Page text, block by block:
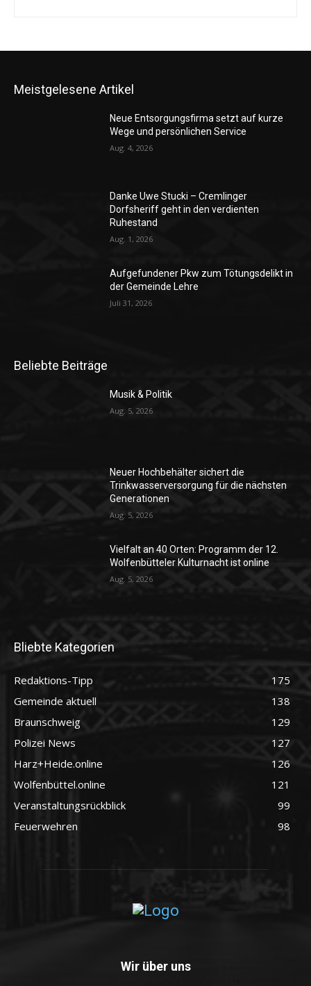
Meistgelesene Artikel
Neue Entsorgungsfirma setzt auf kurze
Wege und persönlichen Service
Aug. 4, 2026
Danke Uwe Stucki – Cremlinger
Dorfsheriff geht in den verdienten
Ruhestand
Aug. 1, 2026
Aufgefundener Pkw zum Tötungsdelikt in
der Gemeinde Lehre
Juli 31, 2026
Beliebte Beiträge
Musik & Politik
Aug. 5, 2026
Neuer Hochbehälter sichert die
Trinkwasserversorgung für die nächsten
Generationen
Aug. 5, 2026
Vielfalt an 40 Orten: Programm der 12.
Wolfenbütteler Kulturnacht ist online
Aug. 5, 2026
Bliebte Kategorien
Redaktions-Tipp
175
Gemeinde aktuell
138
Braunschweig
129
Polizei News
127
Harz+Heide.online
126
Wolfenbüttel.online
121
Veranstaltungsrückblick
99
Feuerwehren
98
Wir über uns